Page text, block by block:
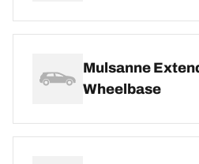
Mulsanne
Wheelbase